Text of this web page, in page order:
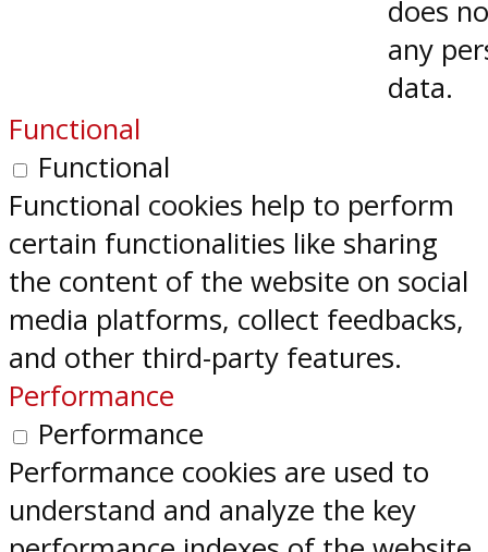
does
any
data.
Functional
Functional
Functional cookies help to perform
certain functionalities like sharing
the content of the website on social
media platforms, collect feedbacks,
and other third-party features.
Performance
Performance
Performance cookies are used to
understand and analyze the key